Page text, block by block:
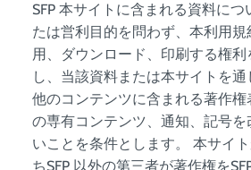
SFP 本サイトに含まれる資料につ
たは営利目的を問わず、本利用
用、ダウンロード、印刷する権
し、当該資料または本サイトを
他のコンテンツに含まれる著作
の専有コンテンツ、通知、記号
いことを条件とします。 本サイ
ちSFP 以外の第三者が著作権を